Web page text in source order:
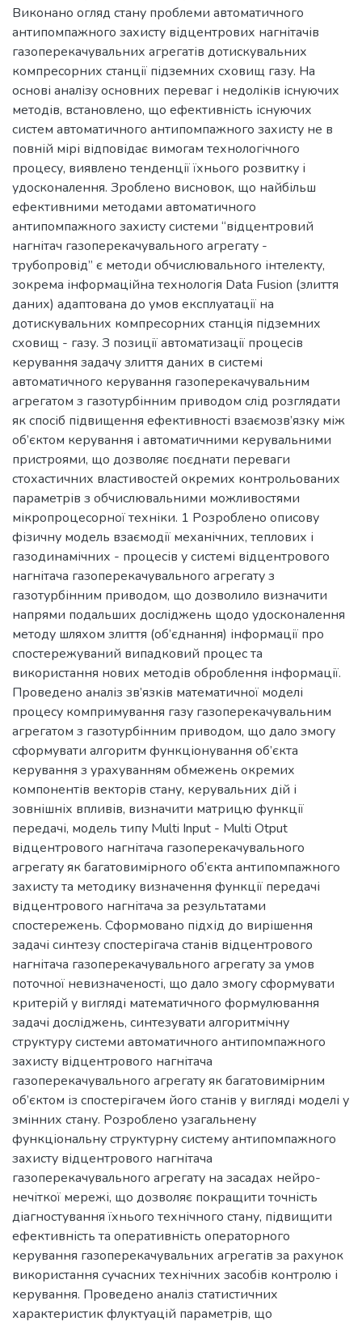
Виконано огляд стану проблеми автоматичного
антипомпажного захисту відцентрових нагнітачів
газоперекачувальних агрегатів дотискувальних
компресорних станції підземних сховищ газу. На
основі аналізу основних переваг і недоліків існуючих
методів, встановлено, що ефективність існуючих
систем автоматичного антипомпажного захисту не в
повній мірі відповідає вимогам технологічного
процесу, виявлено тенденції їхнього розвитку і
удосконалення. Зроблено висновок, що найбільш
ефективними методами автоматичного
антипомпажного захисту системи “відцентровий
нагнітач газоперекачувального агрегату -
трубопровід” є методи обчислювального інтелекту,
зокрема інформаційна технологія Data Fusion (злиття
даних) адаптована до умов експлуатації на
дотискувальних компресорних станція підземних
сховищ - газу. З позиції автоматизації процесів
керування задачу злиття даних в системі
автоматичного керування газоперекачувальним
агрегатом з газотурбінним приводом слід розглядати
як спосіб підвищення ефективності взаємозв’язку між
об’єктом керування і автоматичними керувальними
пристроями, що дозволяє поєднати переваги
стохастичних властивостей окремих контрольованих
параметрів з обчислювальними можливостями
мікропроцесорної техніки. 1 Розроблено описову
фізичну модель взаємодії механічних, теплових і
газодинамічних - процесів у системі відцентрового
нагнітача газоперекачувального агрегату з
газотурбінним приводом, що дозволило визначити
напрями подальших досліджень щодо удосконалення
методу шляхом злиття (об’єднання) інформації про
спостережуваний випадковий процес та
використання нових методів оброблення інформації.
Проведено аналіз зв’язків математичної моделі
процесу компримування газу газоперекачувальним
агрегатом з газотурбінним приводом, що дало змогу
сформувати алгоритм функціонування об’єкта
керування з урахуванням обмежень окремих
компонентів векторів стану, керувальних дій і
зовнішніх впливів, визначити матрицю функції
передачі, модель типу Multi Input - Multi Otput
відцентрового нагнітача газоперекачувального
агрегату як багатовимірного об’єкта антипомпажного
захисту та методику визначення функції передачі
відцентрового нагнітача за результатами
спостережень. Сформовано підхід до вирішення
задачі синтезу спостерігача станів відцентрового
нагнітача газоперекачувального агрегату за умов
поточної невизначеності, що дало змогу сформувати
критерій у вигляді математичного формулювання
задачі досліджень, синтезувати алгоритмічну
структуру системи автоматичного антипомпажного
захисту відцентрового нагнітача
газоперекачувального агрегату як багатовимірним
об’єктом із спостерігачем його станів у вигляді моделі у
змінних стану. Розроблено узагальнену
функціональну структурну систему антипомпажного
захисту відцентрового нагнітача
газоперекачувального агрегату на засадах нейро-
нечіткої мережі, що дозволяє покращити точність
діагностування їхнього технічного стану, підвищити
ефективність та оперативність операторного
керування газоперекачувальних агрегатів за рахунок
використання сучасних технічних засобів контролю і
керування. Проведено аналіз статистичних
характеристик флуктуацій параметрів, що